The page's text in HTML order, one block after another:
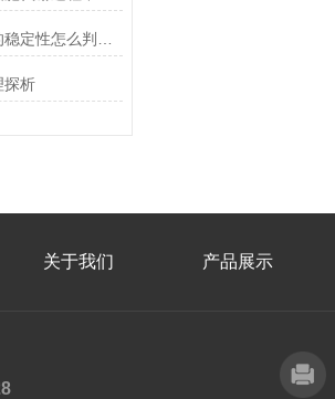
探析
关于我们 产品展示